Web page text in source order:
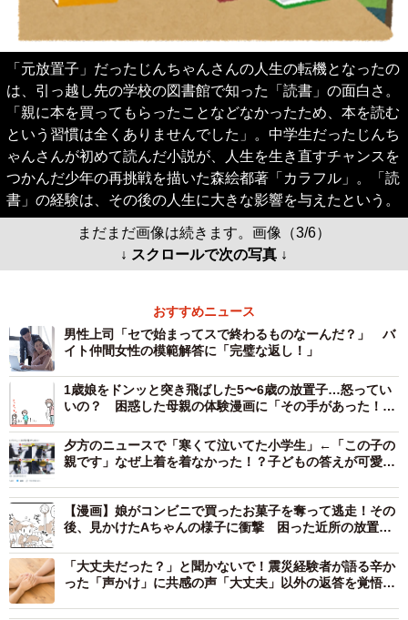
「元放置子」だったじんちゃんさんの人生の転機となったの
は、引っ越し先の学校の図書館で知った「読書」の面白さ。
「親に本を買ってもらったことなどなかったため、本を読む
という習慣は全くありませんでした」。中学生だったじんち
ゃんさんが初めて読んだ小説が、人生を生き直すチャンスを
つかんだ少年の再挑戦を描いた森絵都著「カラフル」。「読
書」の経験は、その後の人生に大きな影響を与えたという。
まだまだ画像は続きます。画像（3/6）
↓ スクロールで次の写真 ↓
おすすめニュース
男性上司「セで始まってスで終わるものなーんだ？」 バ
イト仲間女性の模範解答に「完璧な返し！」
1歳娘をドンッと突き飛ばした5〜6歳の放置子…怒ってい
いの？ 困惑した母親の体験漫画に「その手があった！」
夕方のニュースで「寒くて泣いてた小学生」←「この子の
親です」なぜ上着を着なかった！？子どもの答えが可愛す
【漫画】娘がコンビニで買ったお菓子を奪って逃走！その
後、見かけたAちゃんの様子に衝撃 困った近所の放置子
「大丈夫だった？」と聞かないで！震災経験者が語る辛か
った「声かけ」に共感の声「大丈夫」以外の返答を覚悟し